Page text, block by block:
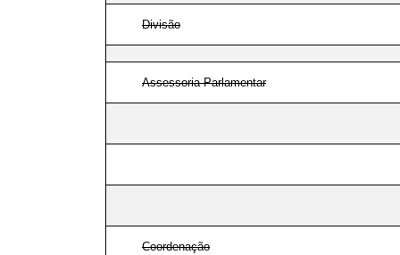
Divisão
Assessoria Parlamentar
Coordenação